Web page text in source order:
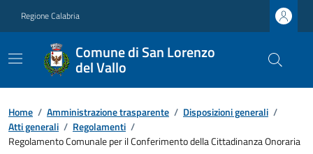
Regione Calabria
Comune di San Lorenzo
del Vallo
Home / Amministrazione trasparente / Disposizioni generali /
Atti generali / Regolamenti /
Regolamento Comunale per il Conferimento della Cittadinanza Onoraria